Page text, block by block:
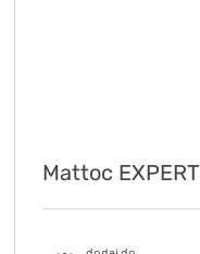
Mattoc EXPERT